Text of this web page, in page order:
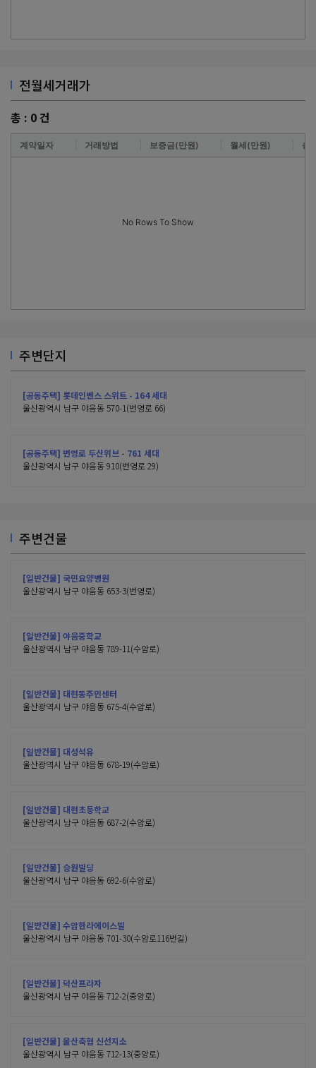
전월세거래가
총 : 0건
계약일자 거래방법 보증금(만원) 월세(만원) 층
No Rows To Show
주변단지
[공동주택] 롯데인벤스 스위트 - 164 세대
울산광역시 남구 야음동 570-1(번영로 66)
[공동주택] 번영로 두산위브 - 761 세대
울산광역시 남구 야음동 910(번영로 29)
주변건물
[일반건물] 국민요양병원
울산광역시 남구 야음동 653-3(번영로)
[일반건물] 야음중학교
울산광역시 남구 야음동 789-11(수암로)
[일반건물] 대현동주민센터
울산광역시 남구 야음동 675-4(수암로)
[일반건물] 대성석유
울산광역시 남구 야음동 678-19(수암로)
[일반건물] 대현초등학교
울산광역시 남구 야음동 687-2(수암로)
[일반건물] 승원빌딩
울산광역시 남구 야음동 692-6(수암로)
[일반건물] 수암한라에이스빌
울산광역시 남구 야음동 701-30(수암로116번길)
[일반건물] 덕산프라자
울산광역시 남구 야음동 712-2(중앙로)
[일반건물] 울산축협 신선지소
울산광역시 남구 야음동 712-13(중앙로)